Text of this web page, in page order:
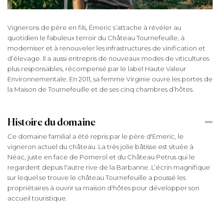
Vignerons de père en fils, Émeric s’attache à révéler au
quotidien le fabuleux terroir du Château Tournefeuille, à
moderniser et à renouveler les infrastructures de vinification et
d’élevage. Il a aussi entrepris de nouveaux modes de viticultures
plus responsables, récompensé par le label Haute Valeur
Environnementale. En 2011, sa femme Virginie ouvre les portes de
la Maison de Tournefeuille et de ses cinq chambres d’hôtes.
Histoire du domaine
Ce domaine familial a été repris par le père d'Emeric, le
vigneron actuel du château. La très jolie bâtisse est située à
Néac, juste en face de Pomerol et du Château Petrus qui le
regardent depuis l'autre rive de la Barbanne. L’écrin magnifique
sur lequel se trouve le château Tournefeuille a poussé les
propriétaires à ouvrir sa maison d'hôtes pour développer son
accueil touristique.